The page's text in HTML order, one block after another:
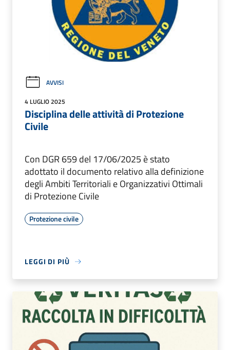
AVVISI
4 LUGLIO 2025
Disciplina delle attività di Protezione
Civile
Con DGR 659 del 17/06/2025 è stato
adottato il documento relativo alla definizione
degli Ambiti Territoriali e Organizzativi Ottimali
di Protezione Civile
Protezione civile
LEGGI DI PIÙ